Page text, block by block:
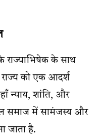
राज्याभिषेक के साथ
राज्य को एक आदर्श
न्याय, शांति, और
समाज में सामंजस्य और
जाता है​.